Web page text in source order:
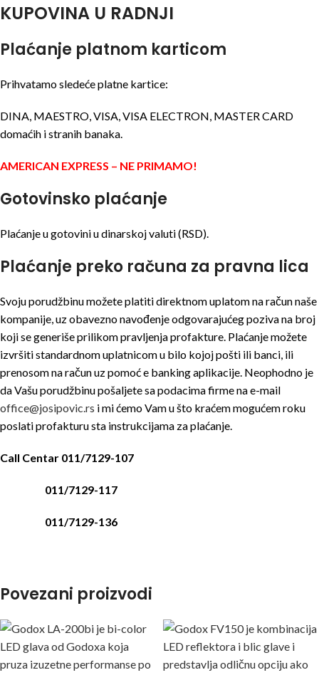
KUPOVINA U RADNJI
Plaćanje platnom karticom
Prihvatamo sledeće platne kartice:
DINA, MAESTRO, VISA, VISA ELECTRON, MASTER CARD
domaćih i stranih banaka.
AMERICAN EXPRESS – NE PRIMAMO!
Gotovinsko plaćanje
Plaćanje u gotovini u dinarskoj valuti (RSD).
Plaćanje preko računa za pravna lica
Svoju porudžbinu možete platiti direktnom uplatom na račun naše
kompanije, uz obavezno navođenje odgovarajućeg poziva na broj
koji se generiše prilikom pravljenja profakture. Plaćanje možete
izvršiti standardnom uplatnicom u bilo kojoj pošti ili banci, ili
prenosom na račun uz pomoć e banking aplikacije. Neophodno je
da Vašu porudžbinu pošaljete sa podacima firme na e-mail
office@josipovic.rs i mi ćemo Vam u što kraćem mogućem roku
poslati profakturu sta instrukcijama za plaćanje.
Call Centar 011/7129-107
011/7129-117
011/7129-136
Povezani proizvodi